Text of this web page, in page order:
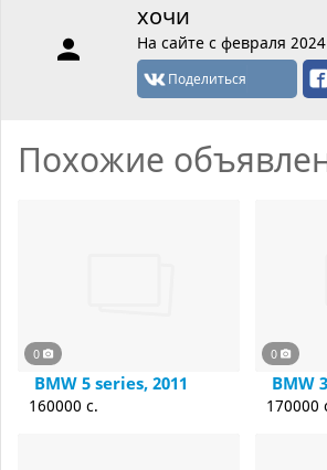
хочи
На сайте с февраля 2024
Поделиться
Похожие
0
BMW 5 series, 2011
160000 c.
0
BMW
170000